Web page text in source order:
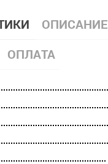
ОПИСАНИЕ
ОПЛАТА